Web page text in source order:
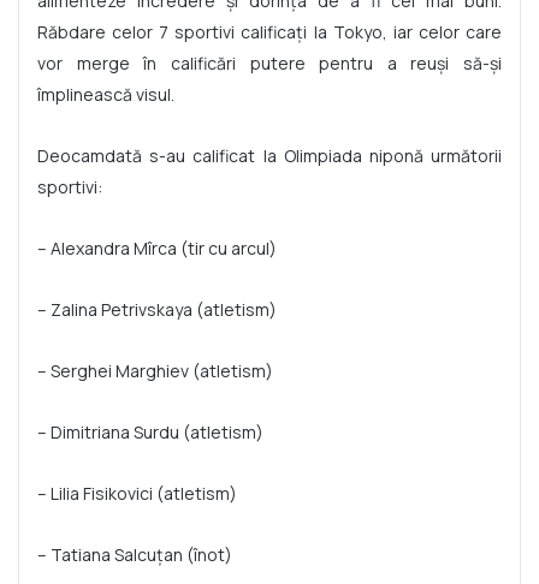
Răbdare celor 7 sportivi calificați la Tokyo, iar celor care
vor merge în calificări putere pentru a reuși să-și
împlinească visul.
Deocamdată s-au calificat la Olimpiada niponă următorii
sportivi:
– Alexandra Mîrca (tir cu arcul)
– Zalina Petrivskaya (atletism)
– Serghei Marghiev (atletism)
– Dimitriana Surdu (atletism)
– Lilia Fisikovici (atletism)
– Tatiana Salcuțan (înot)